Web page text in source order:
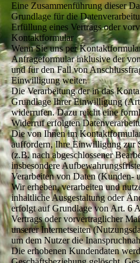
Eine Zusammenführung dieser
Grundlage für die
Erfüllung eines Vertrags oder
Kontaktformular
Wenn Sie uns per
Anfrageformular inklusive der
und für den Fall von
Einwilligung weiter.
Die Verarbeitung der in das
Grundlage Ihrer Einwilligung
widerrufen. Dazu reicht eine
Widerruf erfolgten
Die von Ihnen im
auffordern, Ihre Einwilligung zur
(z.B. nach abgeschlossener
insbesondere
Verarbeiten von Daten (Kunden-
Wir erheben, verarbeiten und
inhaltliche Ausgestaltung oder
erfolgt auf Grundlage von Art. 6
Vertrags oder vorvertraglicher
unserer Internetseiten
um dem Nutzer die
Die erhobenen Kundendaten